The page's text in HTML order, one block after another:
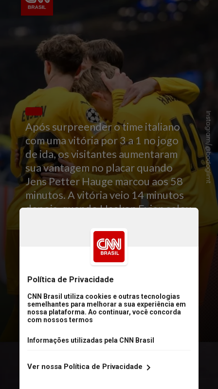
Após surpreender o time italiano
com uma vitória por 3 a 1 no jogo
de ida, os visitantes aumentaram
sua vantagem no placar quando
Jens Petter Hauge marcou aos 58
minutos. A vitória veio 14 minutos
depois, quando Haakon Evjen selou
Instagram/@bodoglimt